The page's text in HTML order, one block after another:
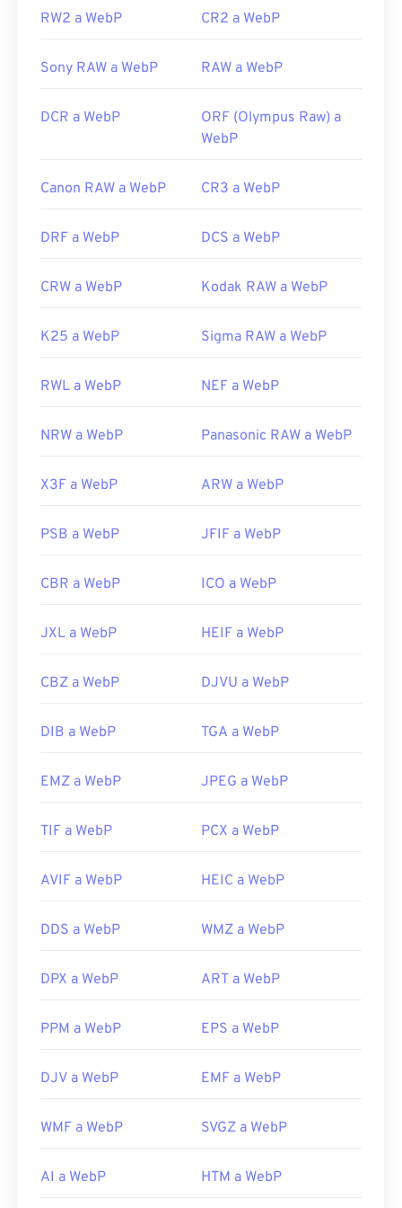
Utilice nuestro
Selector de color para elegir
RW2 a WebP CR2 a WebP
Sony RAW a WebP RAW a WebP
DCR a WebP
ORF (Olympus Raw) a
WebP
Canon RAW a WebP CR3 a WebP
DRF a WebP DCS a WebP
CRW a WebP Kodak RAW a WebP
K25 a WebP Sigma RAW a WebP
RWL a WebP NEF a WebP
NRW a WebP Panasonic RAW a WebP
X3F a WebP ARW a WebP
PSB a WebP JFIF a WebP
CBR a WebP ICO a WebP
JXL a WebP HEIF a WebP
CBZ a WebP DJVU a WebP
DIB a WebP TGA a WebP
EMZ a WebP JPEG a WebP
TIF a WebP PCX a WebP
AVIF a WebP HEIC a WebP
DDS a WebP WMZ a WebP
DPX a WebP ART a WebP
PPM a WebP EPS a WebP
DJV a WebP EMF a WebP
WMF a WebP SVGZ a WebP
AI a WebP HTM a WebP